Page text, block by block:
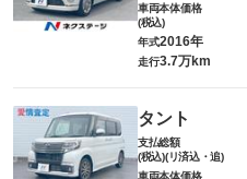
車両本体価格
(税込)
年式2016年
走行3.7万km
タント
支払総額
(税込)(リ済込・追)
車両本体価格